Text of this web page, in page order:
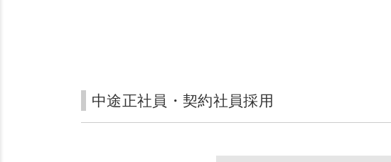
中途正社員・契約社員採用